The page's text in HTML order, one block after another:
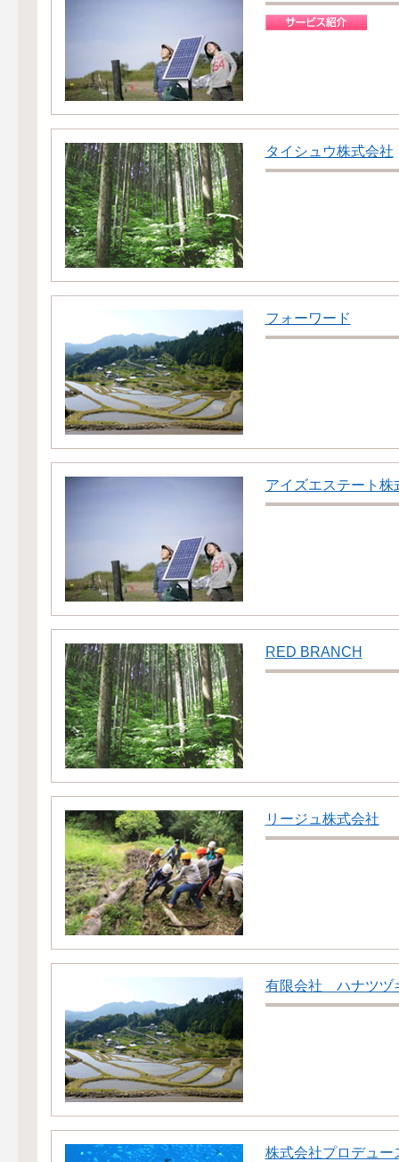
タイシュウ株式会社
フォーワード
アイズエステート株
RED BRANCH
リージュ株式会社
有限会社 ハナツヅ
株式会社プロデュー